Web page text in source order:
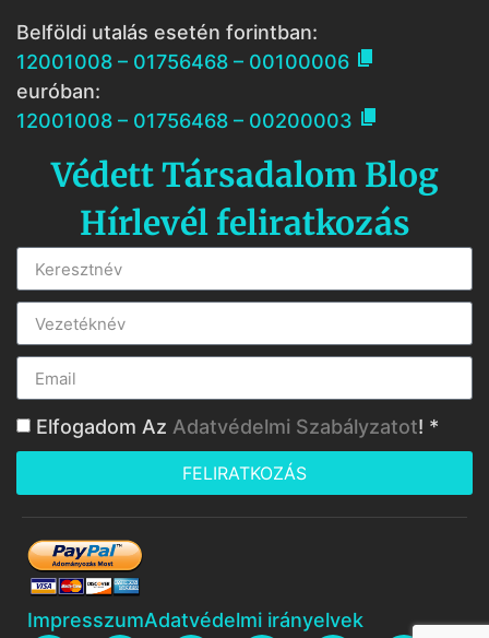
Belföldi utalás esetén forintban:
12001008 – 01756468 – 00100006 
euróban:
12001008 – 01756468 – 00200003 
Védett Társadalom Blog
Hírlevél feliratkozás
Elfogadom Az Adatvédelmi Szabályzatot! *
FELIRATKOZÁS
ImpresszumAdatvédelmi irányelvek